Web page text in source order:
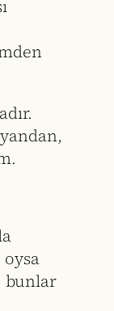
bunlar